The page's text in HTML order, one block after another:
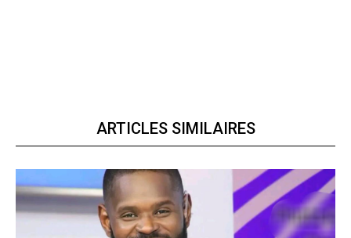
ARTICLES SIMILAIRES